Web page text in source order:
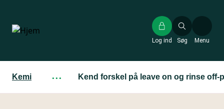
hovedindhold
Søg
Log ind Menu
Kemi ··· Kend forskel på leave on og rinse off-